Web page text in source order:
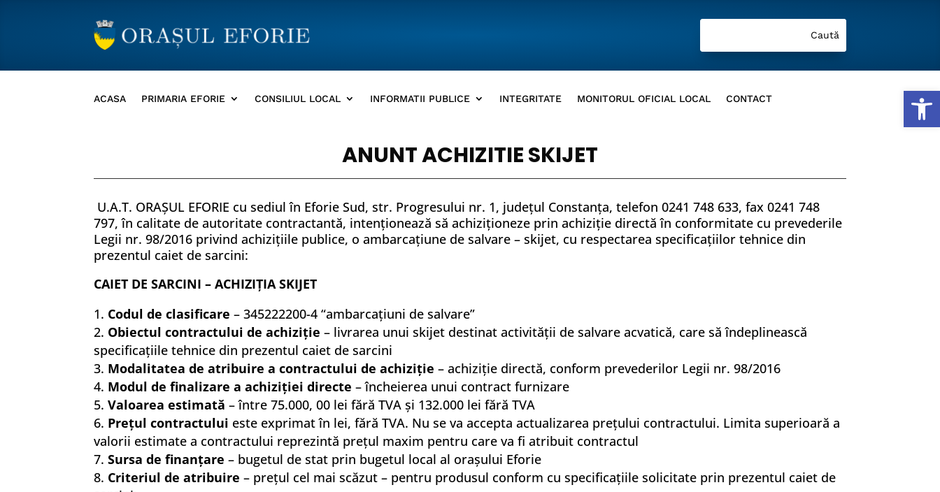
ACASA PRIMARIA EFORIE CONSILIUL LOCAL INFORMATII PUBLICE INTEGRITATE MONITORUL OFICIAL LOCAL CONTACT
ANUNT ACHIZITIE SKIJET
U.A.T. ORAŞUL EFORIE cu sediul în Eforie Sud, str. Progresului nr. 1, judeţul Constanţa, telefon 0241 748 633, fax 0241 748
797, în calitate de autoritate contractantă, intenţionează să achiziţioneze prin achiziţie directă în conformitate cu prevederile
Legii nr. 98/2016 privind achiziţiile publice, o ambarcaţiune de salvare – skijet, cu respectarea specificaţiilor tehnice din
prezentul caiet de sarcini:
CAIET DE SARCINI – ACHIZIŢIA SKIJET
Codul de clasificare – 345222200-4 “ambarcaţiuni de salvare”
Obiectul contractului de achiziţie – livrarea unui skijet destinat activităţii de salvare acvatică, care să îndeplinească
specificaţiile tehnice din prezentul caiet de sarcini
Modalitatea de atribuire a contractului de achiziţie – achiziţie directă, conform prevederilor Legii nr. 98/2016
Modul de finalizare a achiziţiei directe – încheierea unui contract furnizare
Valoarea estimată – între 75.000, 00 lei fără TVA şi 132.000 lei fără TVA
Preţul contractului este exprimat în lei, fără TVA. Nu se va accepta actualizarea preţului contractului. Limita superioară a
valorii estimate a contractului reprezintă preţul maxim pentru care va fi atribuit contractul
Sursa de finanţare – bugetul de stat prin bugetul local al oraşului Eforie
Criteriul de atribuire – preţul cel mai scăzut – pentru produsul conform cu specificaţiile solicitate prin prezentul caiet de